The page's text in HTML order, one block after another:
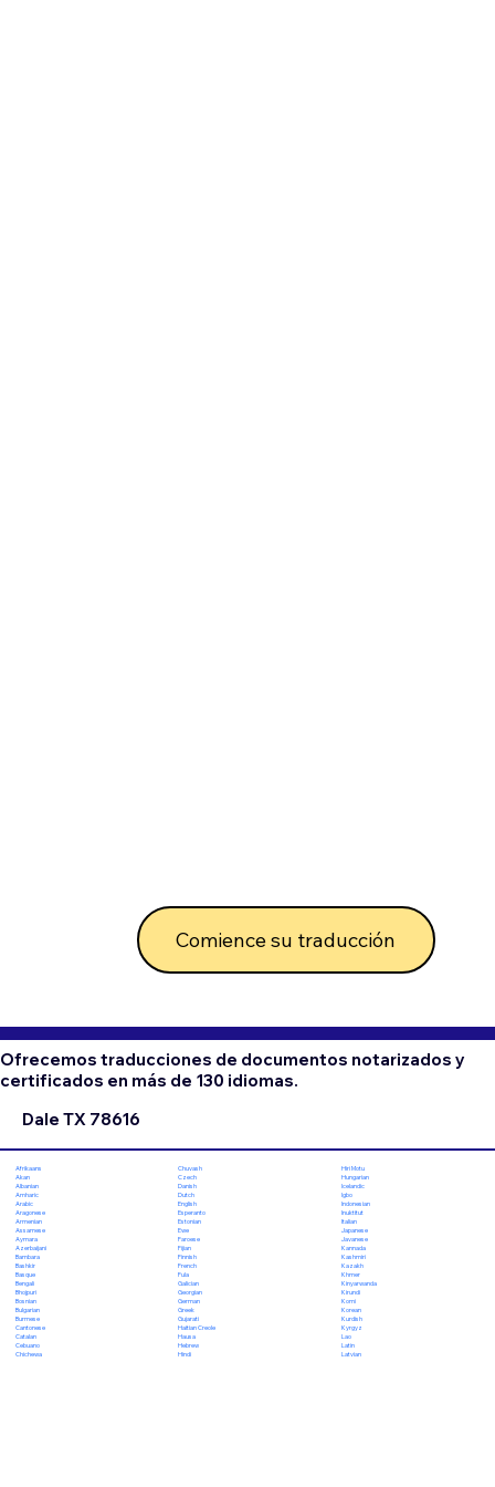
Comience su traducción
Ofrecemos traducciones de documentos notarizados y
certificados en más de 130 idiomas.
Dale TX 78616
Afrikaans
Akan
Albanian
Amharic
Arabic
Aragonese
Armenian
Assamese
Aymara
Azerbaijani
Bambara
Bashkir
Basque
Bengali
Bhojpuri
Bosnian
Bulgarian
Burmese
Cantonese
Catalan
Cebuano
Chichewa
Chuvash
Czech
Danish
Dutch
English
Esperanto
Estonian
Ewe
Faroese
Fijian
Finnish
French
Fula
Galician
Georgian
German
Greek
Gujarati
Haitian Creole
Hausa
Hebrew
Hindi
Hiri Motu
Hungarian
Icelandic
Igbo
Indonesian
Inuktitut
Italian
Japanese
Javanese
Kannada
Kashmiri
Kazakh
Khmer
Kinyarwanda
Kirundi
Komi
Korean
Kurdish
Kyrgyz
Lao
Latin
Latvian